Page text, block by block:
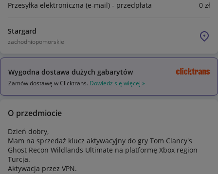
Przesyłka elektroniczna (e-mail) - przedpłata 0 zł
Stargard
zachodniopomorskie
Wygodna dostawa dużych gabarytów
Zamów dostawę w Clicktrans. Dowiedz się więcej »
O przedmiocie
Dzień dobry,
Mam na sprzedaż klucz aktywacyjny do gry Tom Clancy's
Ghost Recon Wildlands Ultimate na platformę Xbox region
Turcja.
Aktywacja przez VPN.